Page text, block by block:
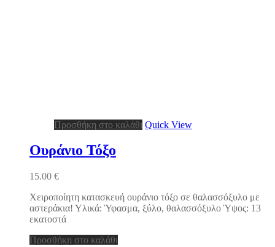
Προσθήκη στο καλάθι Quick View
Ουράνιο Τόξο
15.00 €
Χειροποίητη κατασκευή ουράνιο τόξο σε θαλασσόξυλο με
αστεράκια! Υλικά: Ύφασμα, ξύλο, θαλασσόξυλο Ύψος: 13
εκατοστά
Προσθήκη στο καλάθι